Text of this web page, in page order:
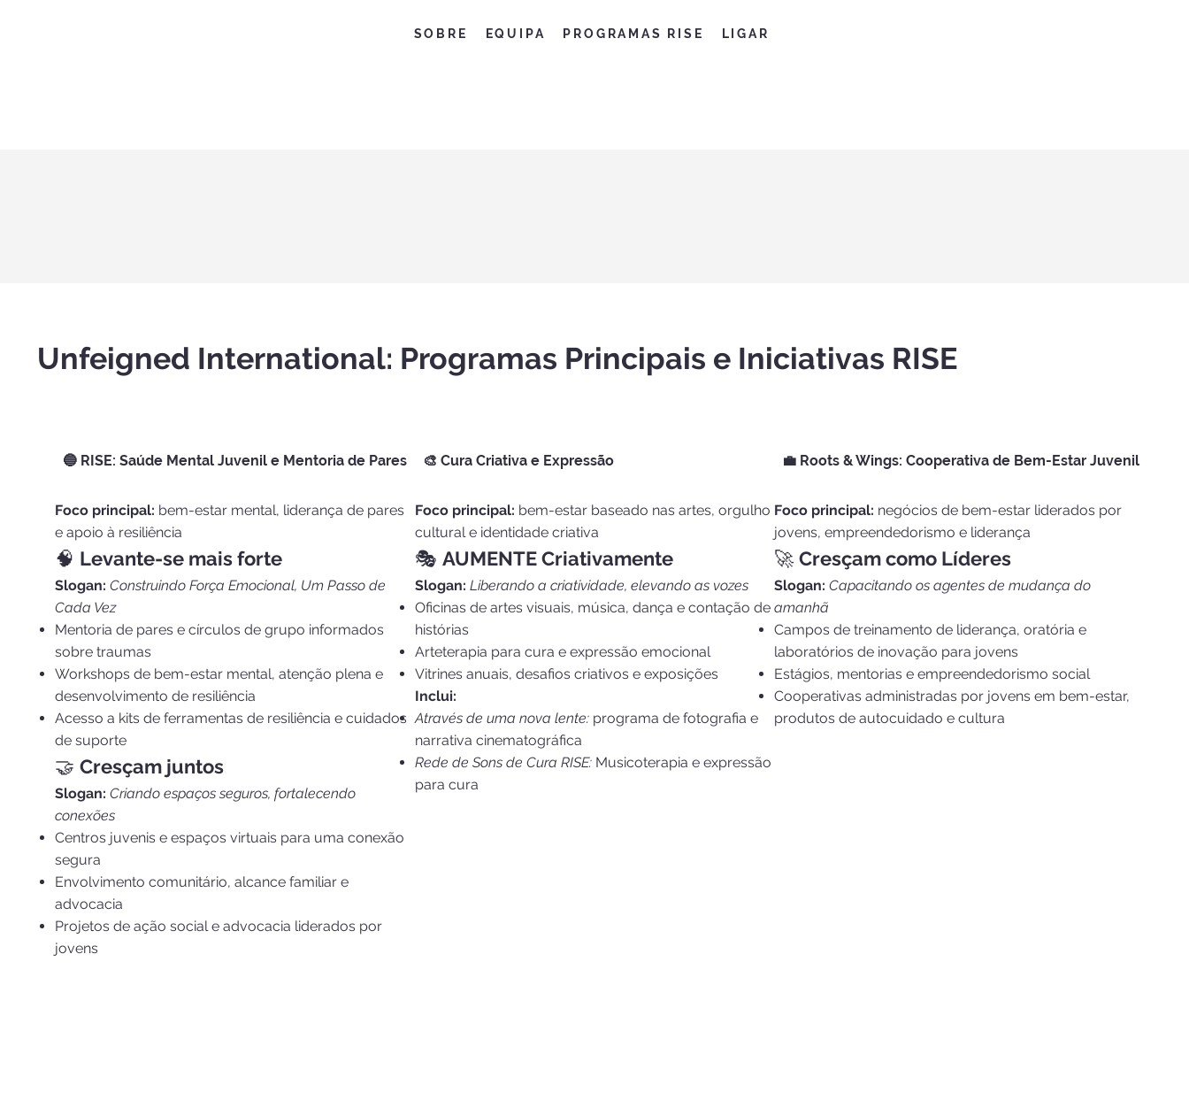
SOBRE EQUIPA PROGRAMAS RISE LIGAR
Unfeigned International: Programas Principais e Iniciativas RISE
🔵 RISE: Saúde Mental Juvenil e Mentoria de Pares
Foco principal: bem-estar mental, liderança de pares
e apoio à resiliência
🧠 Levante-se mais forte
Slogan: Construindo Força Emocional, Um Passo de
Cada Vez
Mentoria de pares e círculos de grupo informados
sobre traumas
Workshops de bem-estar mental, atenção plena e
desenvolvimento de resiliência
Acesso a kits de ferramentas de resiliência e cuidados
de suporte
🤝 Cresçam juntos
Slogan: Criando espaços seguros, fortalecendo
conexões
Centros juvenis e espaços virtuais para uma conexão
segura
Envolvimento comunitário, alcance familiar e
advocacia
Projetos de ação social e advocacia liderados por
jovens
🎨 Cura Criativa e Expressão
Foco principal: bem-estar baseado nas artes, orgulho
cultural e identidade criativa
🎭 AUMENTE Criativamente
Slogan: Liberando a criatividade, elevando as vozes
Oficinas de artes visuais, música, dança e contação de
histórias
Arteterapia para cura e expressão emocional
Vitrines anuais, desafios criativos e exposições
Inclui:
Através de uma nova lente:programa de fotografia e
narrativa cinematográfica
Rede de Sons de Cura RISE:Musicoterapia e expressão
para cura
💼 Roots & Wings: Cooperativa de Bem-Estar Juvenil
Foco principal: negócios de bem-estar liderados por
jovens, empreendedorismo e liderança
🚀Cresçam como Líderes
Slogan: Capacitando os agentes de mudança do
amanhã
Campos de treinamento de liderança, oratória e
laboratórios de inovação para jovens
Estágios, mentorias e empreendedorismo social
Cooperativas administradas por jovens em bem-estar,
produtos de autocuidado e cultura